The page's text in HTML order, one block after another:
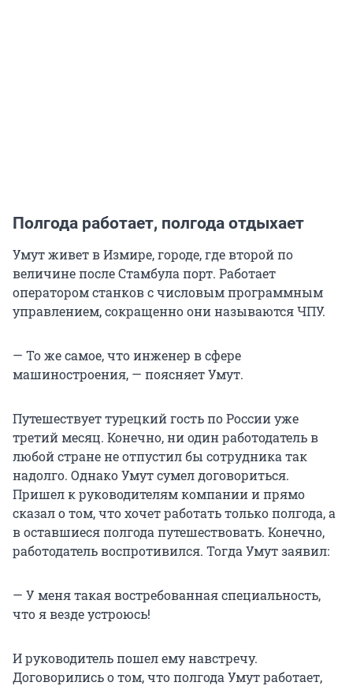
Полгода работает, полгода отдыхает
Умут живет в Измире, городе, где второй по
величине после Стамбула порт. Работает
оператором станков с числовым программным
управлением, сокращенно они называются ЧПУ.
— То же самое, что инженер в сфере
машиностроения, — поясняет Умут.
Путешествует турецкий гость по России уже
третий месяц. Конечно, ни один работодатель в
любой стране не отпустил бы сотрудника так
надолго. Однако Умут сумел договориться.
Пришел к руководителям компании и прямо
сказал о том, что хочет работать только полгода, а
в оставшиеся полгода путешествовать. Конечно,
работодатель воспротивился. Тогда Умут заявил:
— У меня такая востребованная специальность,
что я везде устроюсь!
И руководитель пошел ему навстречу.
Договорились о том, что полгода Умут работает,